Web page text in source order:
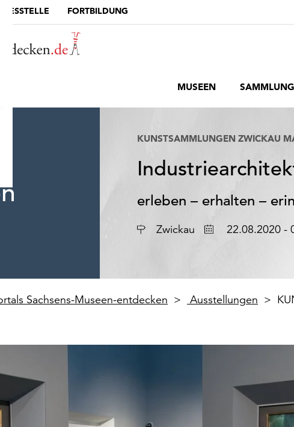
FORTBILDUNG
MUSEEN
KUNSTSAMMLUNGEN ZWICKAU
erleben – erhalten –
Ort Zwickau Datum22.08.2020 -
Sachsens-Museen-entdecken Ausstellungen